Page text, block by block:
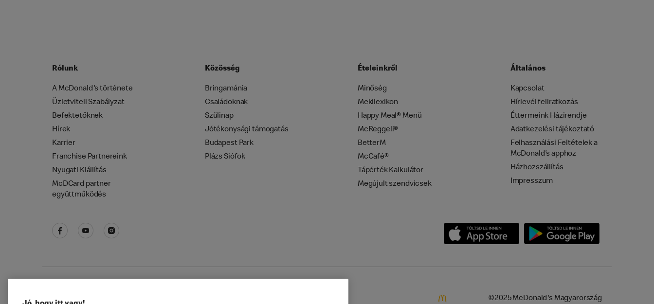
Rólunk
A McDonald's története
Üzletviteli Szabályzat
Befektetőknek
Hírek
Karrier
Franchise Partnereink
Nyugati Kiállítás
McDCard partner
együttműködés
Közösség
Bringamánia
Családoknak
Szülinap
Jótékonysági támogatás
Budapest Park
Plázs Siófok
Ételeinkről
Minőség
Mekilexikon
Happy Meal® Menü
McReggeli®
BetterM
McCafé®
Tápérték Kalkulátor
Megújult szendvicsek
Általános
Kapcsolat
Hírlevél feliratkozás
Éttermeink Házirendje
Adatkezelési tájékoztató
Felhasználási Feltételek a
McDonald’s apphoz
Házhozszállítás
Impresszum
Adatkezelési tájékoztató ©2025 McDonald's Magyarország